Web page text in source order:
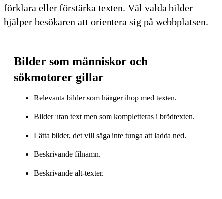
förklara eller förstärka texten. Väl valda bilder
hjälper besökaren att orientera sig på webbplatsen.
Bilder som människor och
sökmotorer gillar
Relevanta bilder som hänger ihop med texten.
Bilder utan text men som kompletteras i brödtexten.
Lätta bilder, det vill säga inte tunga att ladda ned.
Beskrivande filnamn.
Beskrivande alt-texter.